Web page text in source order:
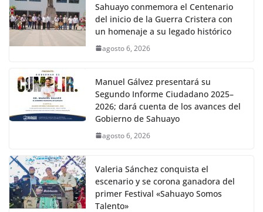
Sahuayo conmemora el Centenario
del inicio de la Guerra Cristera con
un homenaje a su legado histórico
agosto 6, 2026
Manuel Gálvez presentará su
Segundo Informe Ciudadano 2025–
2026; dará cuenta de los avances del
Gobierno de Sahuayo
agosto 6, 2026
Valeria Sánchez conquista el
escenario y se corona ganadora del
primer Festival «Sahuayo Somos
Talento»